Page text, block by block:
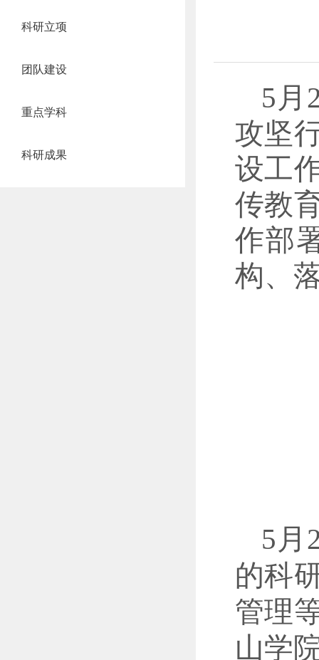
科研立项
团队建设
重点学科
科研成果
5月
攻坚
设工
传教
作部
构、
5月
的科
管理
山学